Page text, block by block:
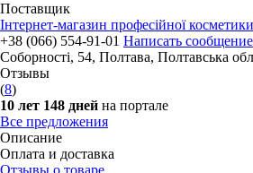
Поставщик
Інтернет-магазин професійної
+38 (066) 554-91-01 Написать сообщение
Соборності, 54, Полтава, Полтавська
Отзывы
(8)
10 лет 148 дней на портале
Все предложения
Описание
Оплата и доставка
Отзывы о товаре